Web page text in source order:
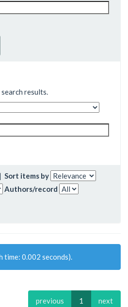
results.
| Sort items by
Authors/record
time: 0.002 seconds).
previous 1 next